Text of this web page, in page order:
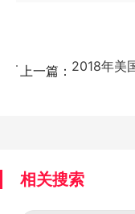
上一篇：
相关搜索